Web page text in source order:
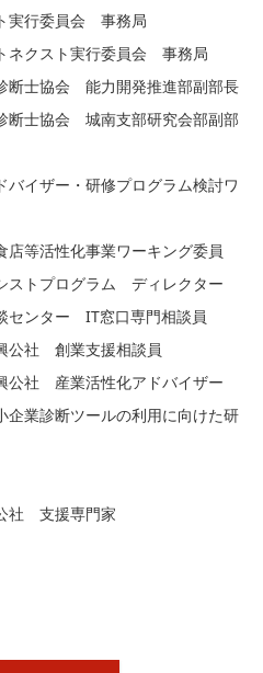
実行委員会 事務局
ネクスト実行委員会 事務局
断士協会 能力開発推進部副部長
断士協会 城南支部研究会部副部
イザー・研修プログラム検討ワ
等活性化事業ワーキング委員
トプログラム ディレクター
センター IT窓口専門相談員
公社 創業支援相談員
公社 産業活性化アドバイザー
業診断ツールの利用に向けた研
社 支援専門家